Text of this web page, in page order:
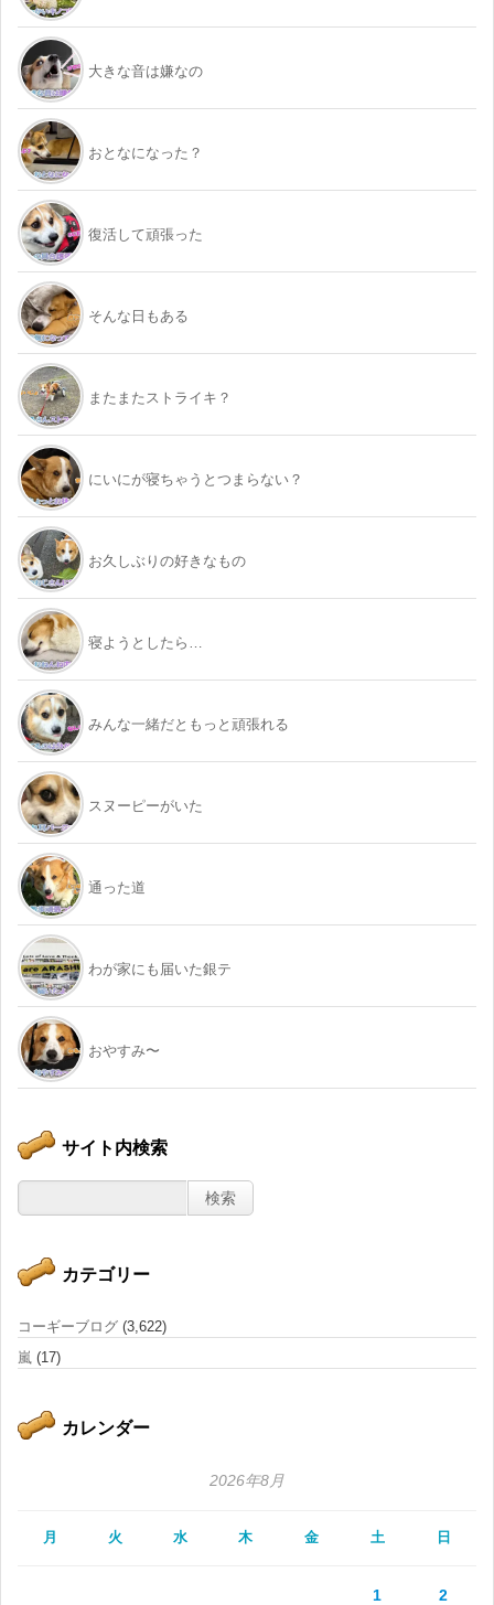
大きな音は嫌なの
おとなになった？
復活して頑張った
そんな日もある
またまたストライキ？
にいにが寝ちゃうとつまらない？
お久しぶりの好きなもの
寝ようとしたら…
みんな一緒だともっと頑張れる
スヌーピーがいた
通った道
わが家にも届いた銀テ
おやすみ〜
サイト内検索
カテゴリー
コーギーブログ (3,622)
嵐 (17)
カレンダー
2026年8月
月 火 水 木 金 土 日
1 2